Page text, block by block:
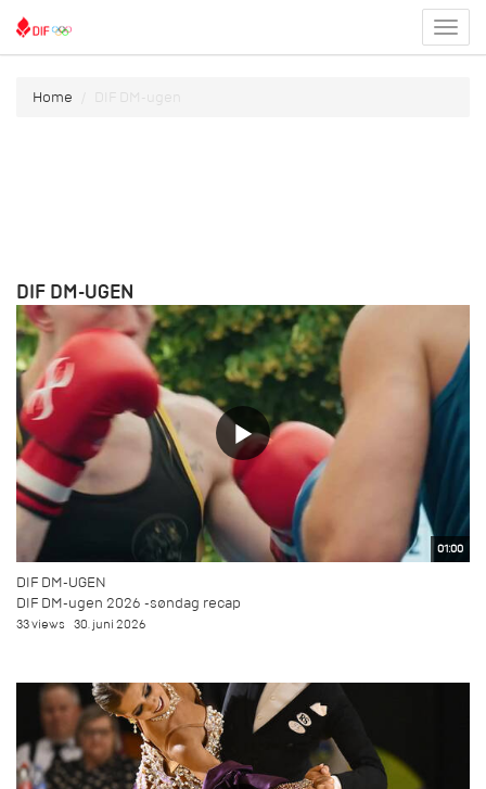
menu
Home DIF DM-ugen
DIF DM-UGEN
01:00
DIF DM-UGEN
DIF DM-ugen 2026 -søndag recap
33 views 30. juni 2026